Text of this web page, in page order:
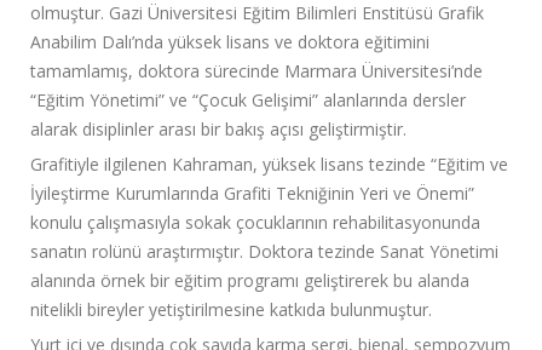
olmuştur. Gazi Üniversitesi Eğitim Bilimleri Enstitüsü Grafik
Anabilim Dalı’nda yüksek lisans ve doktora eğitimini
tamamlamış, doktora sürecinde Marmara Üniversitesi’nde
“Eğitim Yönetimi” ve “Çocuk Gelişimi” alanlarında dersler
alarak disiplinler arası bir bakış açısı geliştirmiştir.
Grafitiyle ilgilenen Kahraman, yüksek lisans tezinde “Eğitim ve
İyileştirme Kurumlarında Grafiti Tekniğinin Yeri ve Önemi”
konulu çalışmasıyla sokak çocuklarının rehabilitasyonunda
sanatın rolünü araştırmıştır. Doktora tezinde Sanat Yönetimi
alanında örnek bir eğitim programı geliştirerek bu alanda
nitelikli bireyler yetiştirilmesine katkıda bulunmuştur.
Yurt içi ve dışında çok sayıda karma sergi, bienal, sempozyum